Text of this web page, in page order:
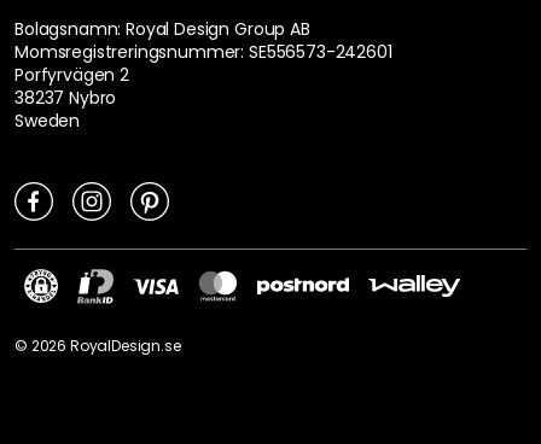
Bolagsnamn: Royal Design Group AB
Momsregistreringsnummer: SE556573-242601
Porfyrvägen 2
38237 Nybro
Sweden